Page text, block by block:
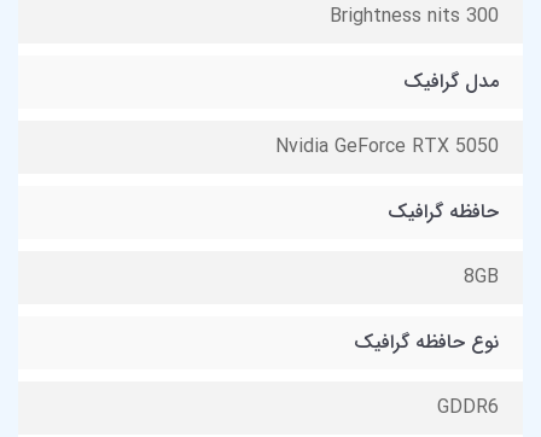
Brightness nits 300
مدل گرافیک
Nvidia GeForce RTX 5050
حافظه گرافیک
8GB
نوع حافظه گرافیک
GDDR6